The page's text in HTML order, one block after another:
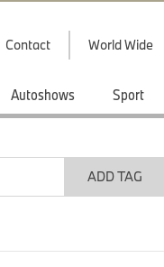
Contact World Wide
Autoshows Sport
ADD TAG